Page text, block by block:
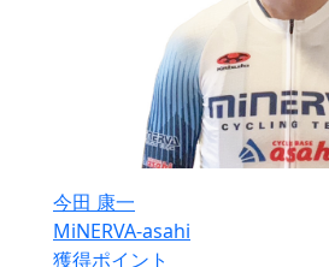
今田 康一
MiNERVA-asahi
獲得ポイント